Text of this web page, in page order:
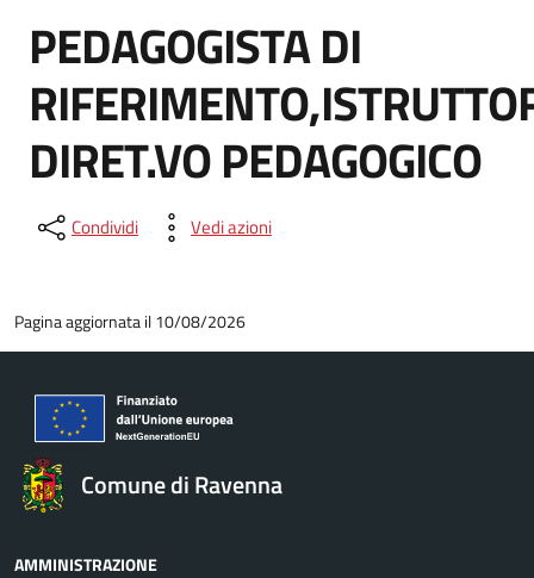
PEDAGOGISTA DI
DIRET.VO PEDAGOGICO
Condividi Vedi azioni
Pagina aggiornata il 10/08/2026
Comune di Ravenna
AMMINISTRAZIONE